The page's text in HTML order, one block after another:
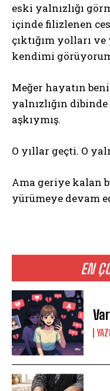
EN
eski yalnızlığı
içinde filizlenen
çıktığım yolları
kendimi
Meğer hayatın
yalnızlığın
aşkıymış.
O yıllar geçti. O
Ama geriye kalan
yürümeye devam